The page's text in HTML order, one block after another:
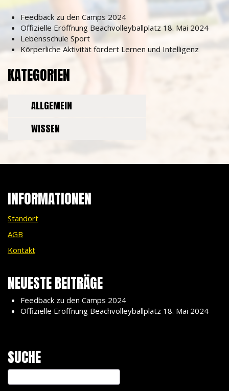
Feedback zu den Camps 2024
Offizielle Eröffnung Beachvolleyballplatz 18. Mai 2024
Lebensschule Sport
Körperliche Aktivität fördert Lernen und Intelligenz
KATEGORIEN
ALLGEMEIN
WISSEN
INFORMATIONEN
Standort
AGB
Kontakt
NEUESTE BEITRÄGE
Feedback zu den Camps 2024
Offizielle Eröffnung Beachvolleyballplatz 18. Mai 2024
SUCHE